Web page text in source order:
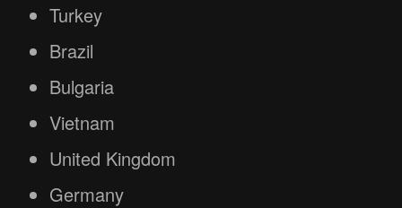
Turkey
Brazil
Bulgaria
Vietnam
United Kingdom
Germany